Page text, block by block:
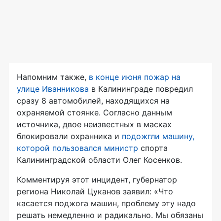
Напомним также, в конце июня пожар на
улице Иванникова в Калининграде повредил
сразу 8 автомобилей, находящихся на
охраняемой стоянке. Согласно данным
источника, двое неизвестных в масках
блокировали охранника и подожгли машину,
которой пользовался министр спорта
Калининградской области Олег Косенков.
Комментируя этот инцидент, губернатор
региона Николай Цуканов заявил: «Что
касается поджога машин, проблему эту надо
решать немедленно и радикально. Мы обязаны